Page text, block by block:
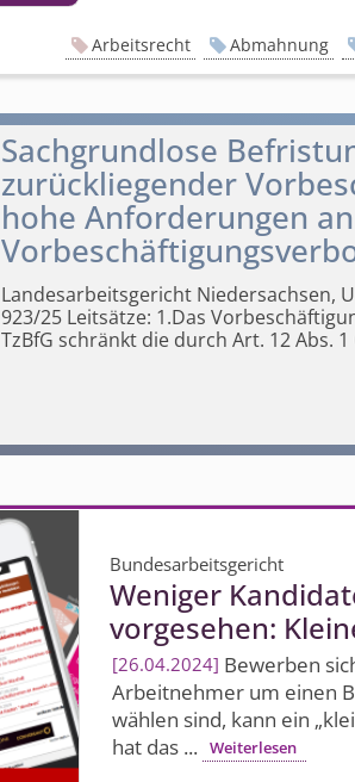
Arbeitsrecht Abmahnung
Sachgrundlose
zurückliegender
hohe Anforderungen
Landesarbeits­gericht Niedersachsen,
923/25 Leitsätze: 1.Das
TzBfG schränkt die durch Art. 12 Abs.
Bundesarbeitsgericht
Weniger
vorgesehen:
26.04.2024 Bewerben
Arbeitnehmer um einen
wählen sind, kann ein
hat das ... Weiterlesen